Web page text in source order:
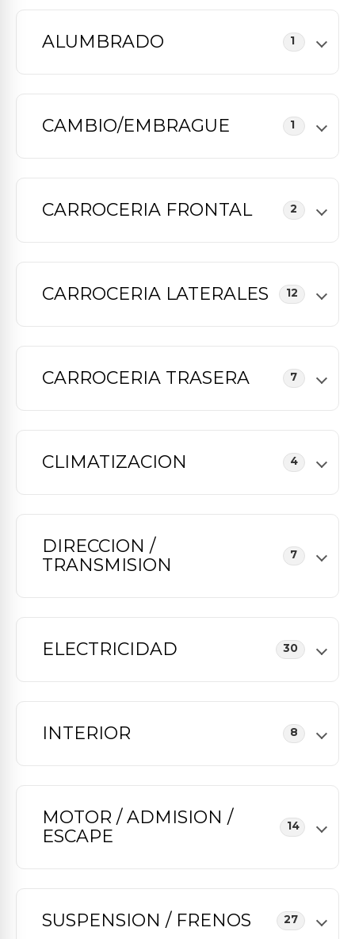
ALUMBRADO 1
CAMBIO/EMBRAGUE 1
CARROCERIA FRONTAL 2
CARROCERIA LATERALES 12
CARROCERIA TRASERA 7
CLIMATIZACION 4
DIRECCION /
TRANSMISION
7
ELECTRICIDAD 30
INTERIOR 8
MOTOR / ADMISION /
ESCAPE
14
SUSPENSION / FRENOS 27